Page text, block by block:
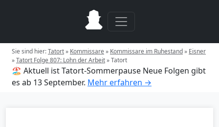
Sie sind hier:Tatort» Kommissare» Kommissare im Ruhestand» Eisner
»Tatort Folge 807: Lohn der Arbeit»Tatort
🏖️ Aktuell ist Tatort-Sommerpause Neue Folgen gibt
es ab 13 September. Mehr erfahren →